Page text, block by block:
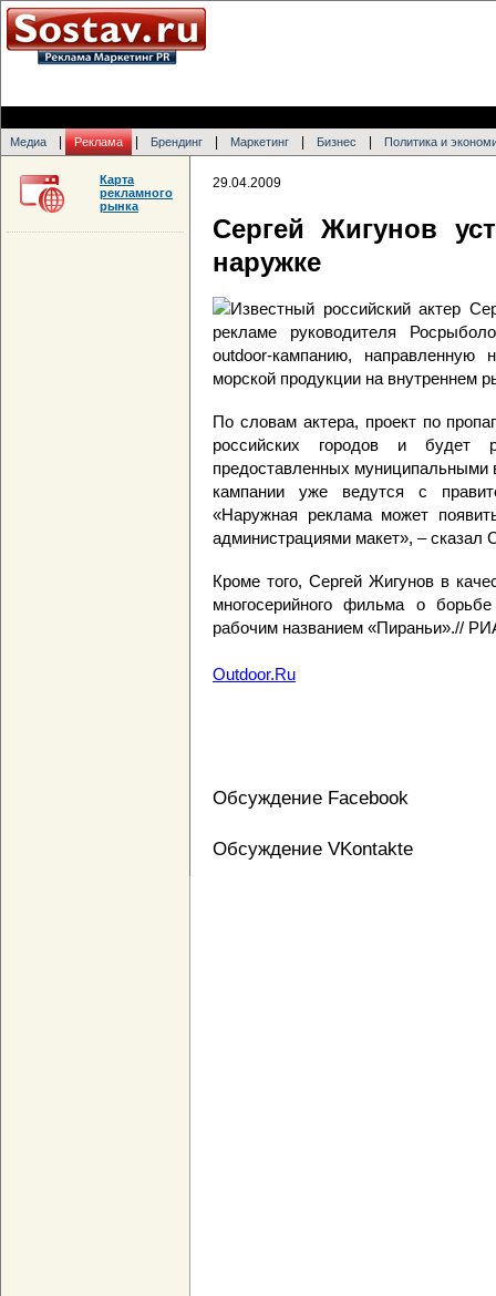
Медиа Реклама Брендинг Маркетинг Бизнес Политика и
29.04.2009
Сергей Жигунов
наружке
Известный российский актер
рекламе руководителя
outdoor-кампанию, направленную
морской продукции на внутреннем
По словам актера, проект по
российских городов и будет
предоставленных муниципальными
кампании уже ведутся с
«Наружная реклама может
администрациями макет», – сказал
Кроме того, Сергей Жигунов в
многосерийного фильма о
рабочим названием «Пираньи».//
Outdoor.Ru
Обсуждение Facebook
Обсуждение VKontakte
Карта
рекламного
рынка